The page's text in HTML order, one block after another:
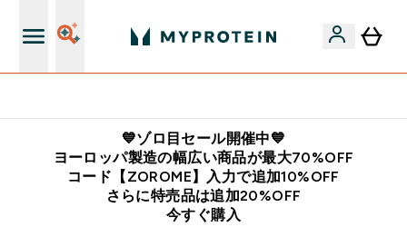
💙ゾロ目セール開催中💙
ヨーロッパ製造の幅広い商品が最大70%OFF
コード【ZOROME】入力で追加10%OFF
さらに特売品は追加20%OFF
今すぐ購入